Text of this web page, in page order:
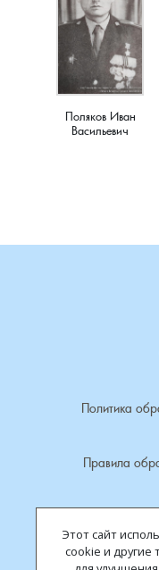
Этот сайт
cookie и другие
Поляков Иван
Васильевич
Политика
Правила
Симоново, деревня
Сосновка, деревня
Старая Никола, погост
Усолье, село
Чешково, деревня